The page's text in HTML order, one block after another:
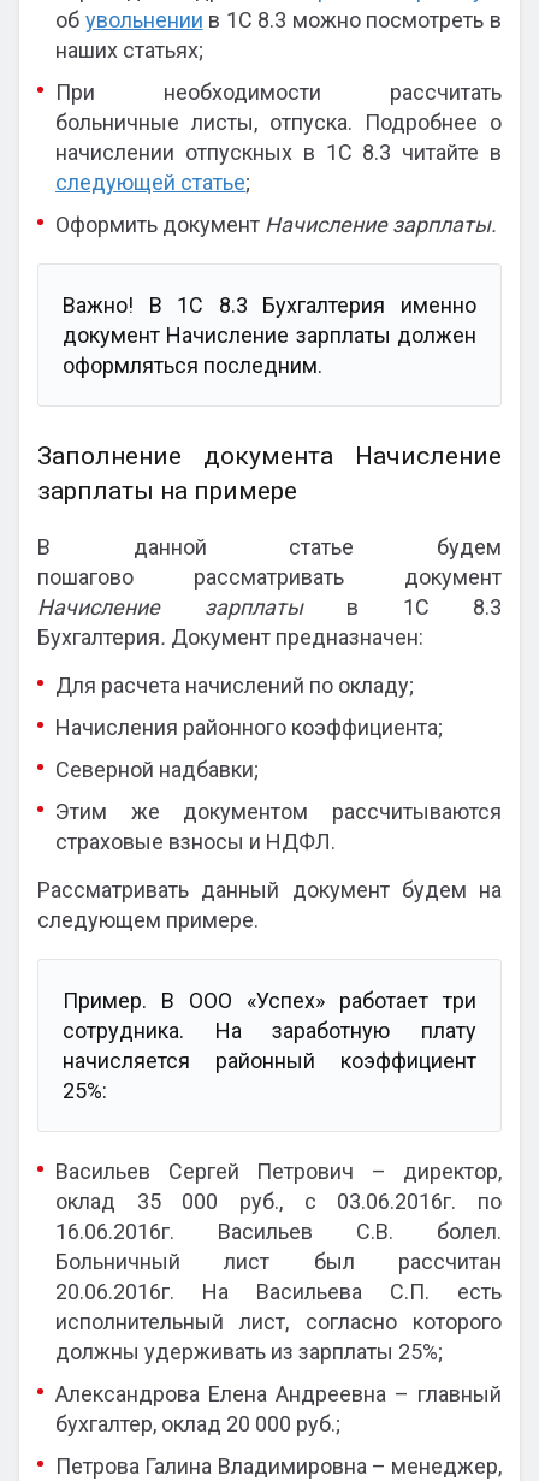
об увольнении в 1С 8.3 можно посмотреть в
наших статьях;
При необходимости рассчитать
больничные листы, отпуска. Подробнее о
начислении отпускных в 1С 8.3 читайте в
следующей статье;
Оформить документ Начисление зарплаты.
Важно! В 1С 8.3 Бухгалтерия именно
документ Начисление зарплаты должен
оформляться последним.
Заполнение документа Начисление
зарплаты на примере
В данной статье будем
пошагово рассматривать документ
Начисление зарплаты в 1С 8.3
Бухгалтерия. Документ предназначен:
Для расчета начислений по окладу;
Начисления районного коэффициента;
Северной надбавки;
Этим же документом рассчитываются
страховые взносы и НДФЛ.
Рассматривать данный документ будем на
следующем примере.
Пример. В ООО «Успех» работает три
сотрудника. На заработную плату
начисляется районный коэффициент
25%:
Васильев Сергей Петрович – директор,
оклад 35 000 руб., с 03.06.2016г. по
16.06.2016г. Васильев С.В. болел.
Больничный лист был рассчитан
20.06.2016г. На Васильева С.П. есть
исполнительный лист, согласно которого
должны удерживать из зарплаты 25%;
Александрова Елена Андреевна – главный
бухгалтер, оклад 20 000 руб.;
Петрова Галина Владимировна – менеджер,